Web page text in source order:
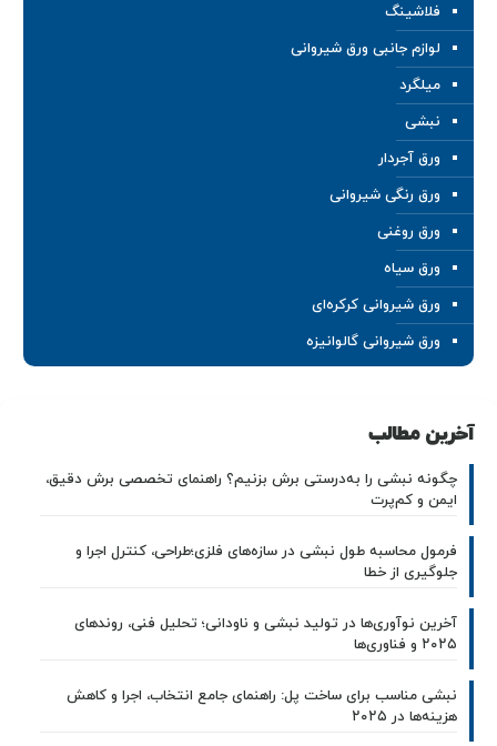
فلاشینگ
لوازم جانبی ورق شیروانی
میلگرد
نبشی
ورق آجردار
ورق رنگی شیروانی
ورق روغنی
ورق سیاه
ورق شیروانی کرکره‌ای
ورق شیروانی گالوانیزه
آخرین مطالب
چگونه نبشی را به‌درستی برش بزنیم؟ راهنمای تخصصی برش دقیق،
ایمن و کم‌پرت
فرمول محاسبه طول نبشی در سازه‌های فلزی؛طراحی، کنترل اجرا و
جلوگیری از خطا
آخرین نوآوری‌ها در تولید نبشی و ناودانی؛ تحلیل فنی، روندهای
۲۰۲۵ و فناوری‌ها
نبشی مناسب برای ساخت پل: راهنمای جامع انتخاب، اجرا و کاهش
هزینه‌ها در ۲۰۲۵